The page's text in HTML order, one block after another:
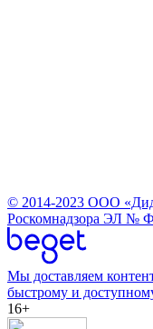
© 2014-2023 ООО
Роскомнадзора ЭЛ №
Мы доставляем
быстрому и
16+